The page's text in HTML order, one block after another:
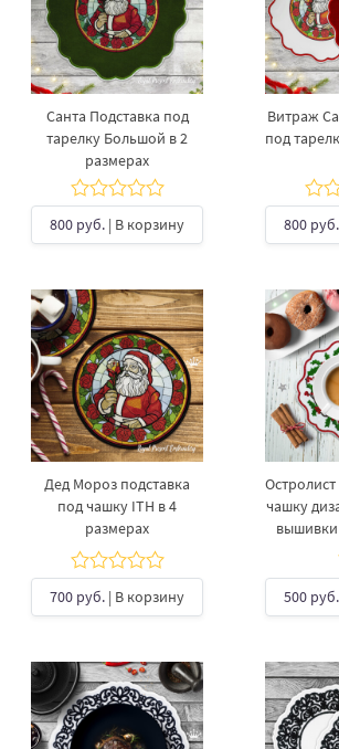
Санта Подставка под
тарелку Большой в 2
размерах
800 руб. | В корзину
Витраж
под
800 руб.
Дед Мороз подставка
под чашку ITH в 4
размерах
700 руб. | В корзину
чашку
500 руб.